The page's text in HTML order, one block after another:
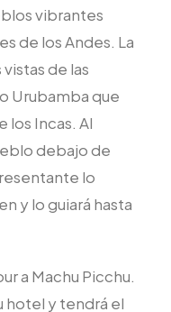
vibrantes
de los Andes. La
de las
Urubamba que
los Incas. Al
debajo de
lo
y lo guiará hasta
a Machu Picchu.
hotel y tendrá el